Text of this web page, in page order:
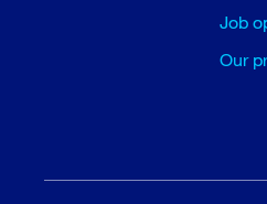
Job
Our